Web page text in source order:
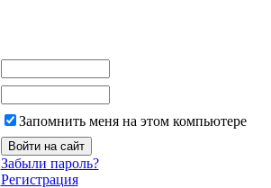
Запомнить меня на этом компьютере
Забыли пароль?
Регистрация